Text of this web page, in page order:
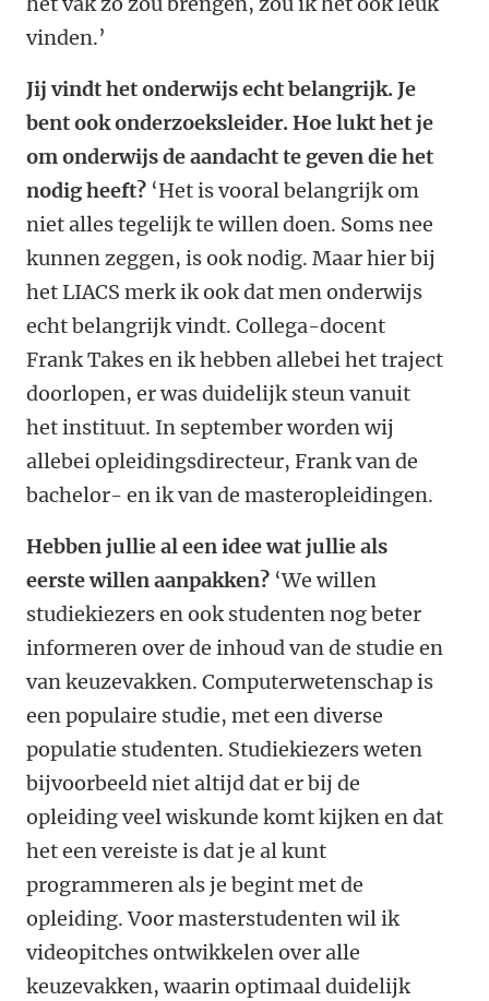
vinden.’
Jij vindt het onderwijs echt belangrijk. Je
bent ook onderzoeksleider. Hoe lukt het je
om onderwijs de aandacht te geven die het
nodig heeft? ‘Het is vooral belangrijk om
niet alles tegelijk te willen doen. Soms nee
kunnen zeggen, is ook nodig. Maar hier bij
het LIACS merk ik ook dat men onderwijs
echt belangrijk vindt. Collega-docent
Frank Takes en ik hebben allebei het traject
doorlopen, er was duidelijk steun vanuit
het instituut. In september worden wij
allebei opleidingsdirecteur, Frank van de
bachelor- en ik van de masteropleidingen.
Hebben jullie al een idee wat jullie als
eerste willen aanpakken? ‘We willen
studiekiezers en ook studenten nog beter
informeren over de inhoud van de studie en
van keuzevakken. Computerwetenschap is
een populaire studie, met een diverse
populatie studenten. Studiekiezers weten
bijvoorbeeld niet altijd dat er bij de
opleiding veel wiskunde komt kijken en dat
het een vereiste is dat je al kunt
programmeren als je begint met de
opleiding. Voor masterstudenten wil ik
videopitches ontwikkelen over alle
keuzevakken, waarin optimaal duidelijk